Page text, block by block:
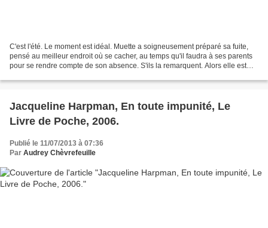
C'est l'été. Le moment est idéal. Muette a soigneusement préparé sa fuite,
pensé au meilleur endroit où se cacher, au temps qu'il faudra à ses parents
pour se rendre compte de son absence. S'ils la remarquent. Alors elle est
Jacqueline Harpman, En toute impunité, Le
Livre de Poche, 2006.
Publié le 11/07/2013 à 07:36
Par Audrey Chèvrefeuille